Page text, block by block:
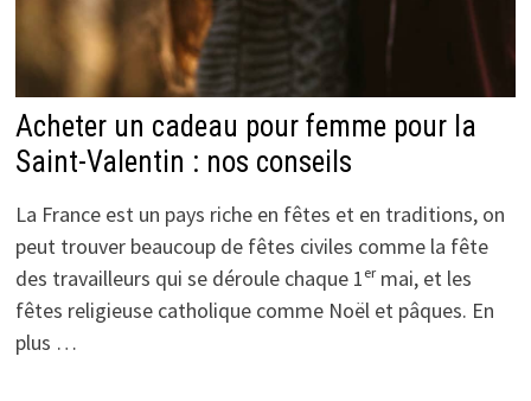
Acheter un cadeau pour femme pour la
Saint-Valentin : nos conseils
La France est un pays riche en fêtes et en traditions, on
peut trouver beaucoup de fêtes civiles comme la fête
des travailleurs qui se déroule chaque 1ᵉʳ mai, et les
fêtes religieuse catholique comme Noël et pâques. En
plus …